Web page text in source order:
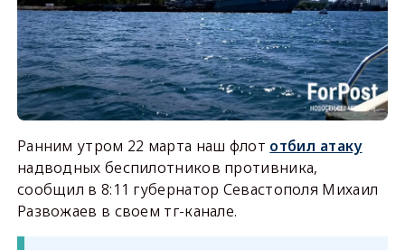
Ранним утром 22 марта наш флот отбил атаку
надводных беспилотников противника,
сообщил в 8:11 губернатор Севастополя Михаил
Развожаев в своем тг-канале.